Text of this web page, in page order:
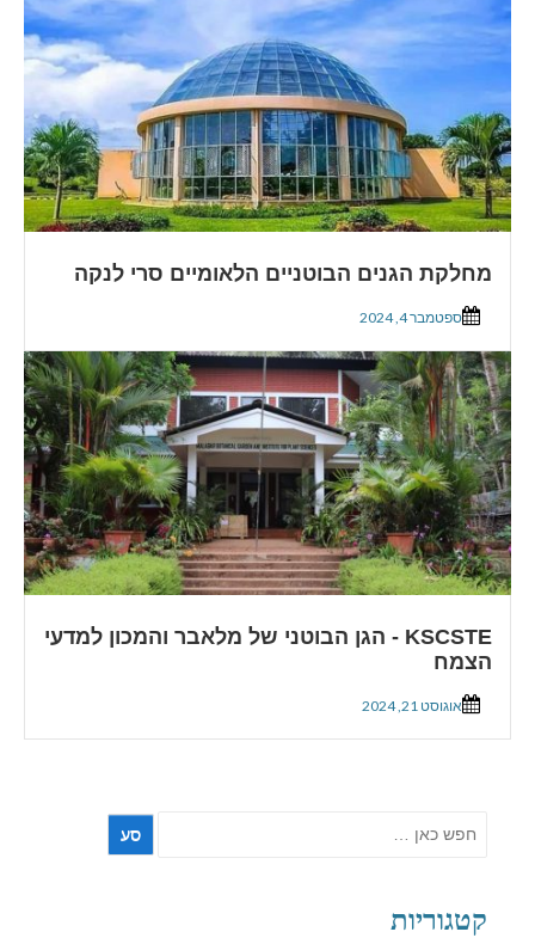
מחלקת הגנים הבוטניים הלאומיים סרי לנקה
ספטמבר 4, 2024
KSCSTE - הגן הבוטני של מלאבר והמכון למדעי
הצמח
אוגוסט 21, 2024
חפש
קטגוריות